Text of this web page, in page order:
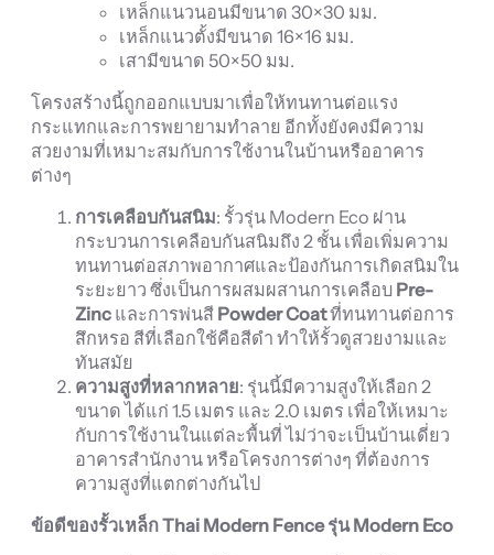
เหล็กแนวนอนมีขนาด 30×30 มม.
เหล็กแนวตั้งมีขนาด 16×16 มม.
เสามีขนาด 50×50 มม.
โครงสร้างนี้ถูกออกแบบมาเพื่อให้ทนทานต่อแรง
กระแทกและการพยายามทำลาย อีกทั้งยังคงมีความ
สวยงามที่เหมาะสมกับการใช้งานในบ้านหรืออาคาร
ต่างๆ
การเคลือบกันสนิม: รั้วรุ่น Modern Eco ผ่าน
กระบวนการเคลือบกันสนิมถึง 2 ชั้น เพื่อเพิ่มความ
ทนทานต่อสภาพอากาศและป้องกันการเกิดสนิมใน
ระยะยาว ซึ่งเป็นการผสมผสานการเคลือบ Pre-
Zinc และการพ่นสี Powder Coatที่ทนทานต่อการ
สึกหรอ สีที่เลือกใช้คือสีดำ ทำให้รั้วดูสวยงามและ
ทันสมัย
ความสูงที่หลากหลาย: รุ่นนี้มีความสูงให้เลือก 2
ขนาด ได้แก่ 1.5 เมตร และ 2.0 เมตร เพื่อให้เหมาะ
กับการใช้งานในแต่ละพื้นที่ ไม่ว่าจะเป็นบ้านเดี่ยว
อาคารสำนักงาน หรือโครงการต่างๆ ที่ต้องการ
ความสูงที่แตกต่างกันไป
ข้อดีของรั้วเหล็ก Thai Modern Fenceรุ่น Modern Eco